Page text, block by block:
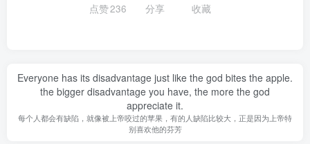
点赞236 分享 收藏
Everyone has its disadvantage just like the god bites the apple.
the bigger disadvantage you have, the more the god
appreciate it.
每个人都会有缺陷，就像被上帝咬过的苹果，有的人缺陷比较大，正是因为上帝特
别喜欢他的芬芳